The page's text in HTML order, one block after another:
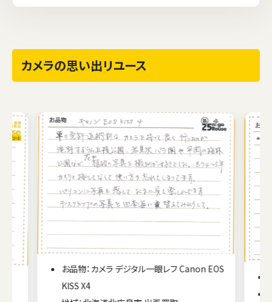
カメラの思い出リユース
お品物：カメラ フィルム一眼レフ PENTAX SPF